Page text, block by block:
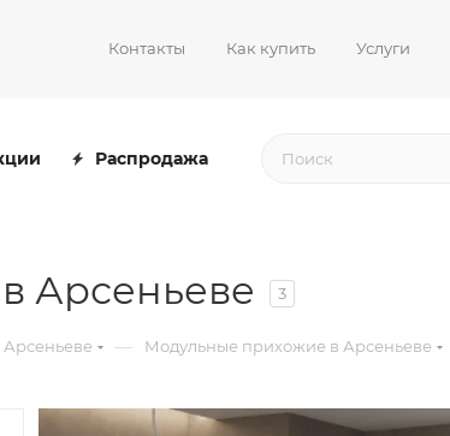
Контакты Как купить Услуги
Распродажа
Арсеньеве 3
— Модульные прихожие в Арсеньеве